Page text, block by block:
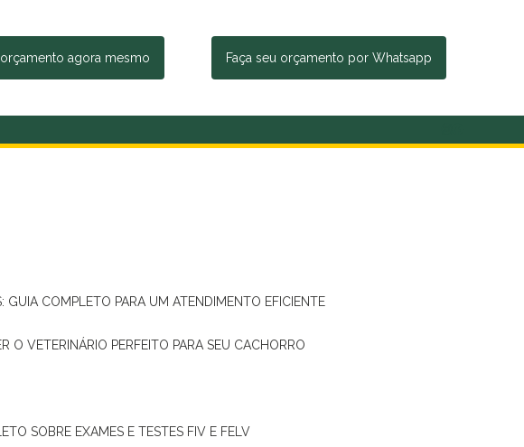
orçamento agora mesmo Faça seu orçamento por Whatsapp
GUIA COMPLETO PARA UM ATENDIMENTO EFICIENTE
O VETERINÁRIO PERFEITO PARA SEU CACHORRO
SOBRE EXAMES E TESTES FIV E FELV